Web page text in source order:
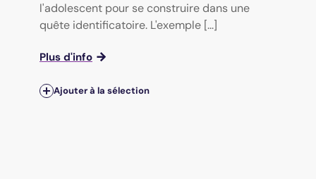
l'adolescent pour se construire dans une
quête identificatoire. L'exemple [...]
Plus d'info
Ajouter à la sélection